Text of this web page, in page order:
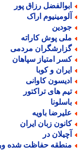
رزاق پور
اراک
پوش کاراته
مردمی
امتیاز سپاهان
و کوبا
کاوانی
های تراکتور
باویه
زبان ایران
در
حفاظت شده